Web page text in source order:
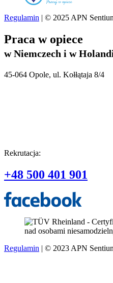
Regulamin | © 2025 APN
Praca w opiece
w Niemczech i w
45-064 Opole, ul. Kołłątaja 8/4
Rekrutacja:
+48 500 401 901
Regulamin | © 2023 APN